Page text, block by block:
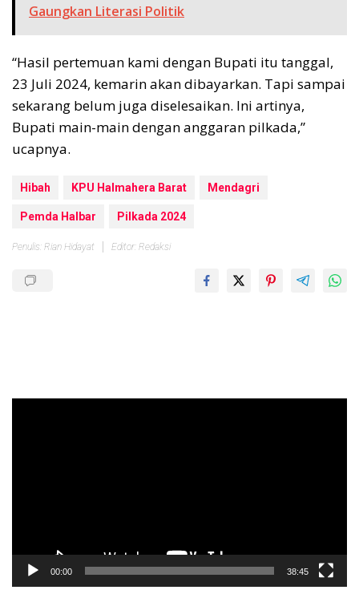
Gaungkan Literasi Politik
“Hasil pertemuan kami dengan Bupati itu tanggal,
23 Juli 2024, kemarin akan dibayarkan. Tapi sampai
sekarang belum juga diselesaikan. Ini artinya,
Bupati main-main dengan anggaran pilkada,”
ucapnya.
Hibah KPU Halmahera Barat Mendagri
Pemda Halbar Pilkada 2024
Penulis: Rian Hidayat Editor: Redaksi
00:00 38:45